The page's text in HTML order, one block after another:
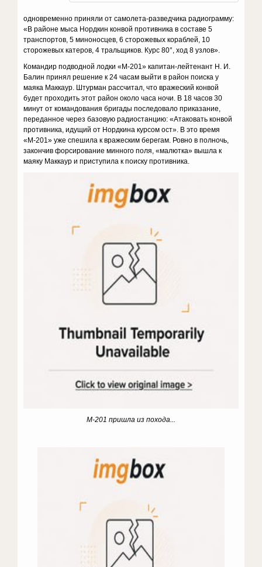
одновременно приняли от самолета-разведчика радиограмму:
«В районе мыса Нордкин конвой противника в составе 5
транспортов, 5 миноносцев, 6 сторожевых кораблей, 10
сторожевых катеров, 4 тральщиков. Курс 80°, ход 8 узлов».
Командир подводной лодки «М-201» капитан-лейтенант Н. И.
Балин принял решение к 24 часам выйти в район поиска у
маяка Маккаур. Штурман рассчитал, что вражеский конвой
будет проходить этот район около часа ночи. В 18 часов 30
минут от командования бригады последовало приказание,
переданное через базовую радиостанцию: «Атаковать конвой
противника, идущий от Нордкина курсом ост». В это время
«М-201» уже спешила к вражеским берегам. Ровно в полночь,
закончив форсирование минного поля, «малютка» вышла к
маяку Маккаур и приступила к поиску противника.
М-201 пришла из похода...